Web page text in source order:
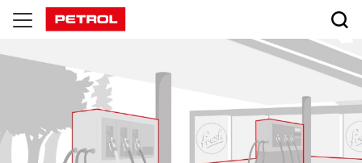
Prodajna
mesta